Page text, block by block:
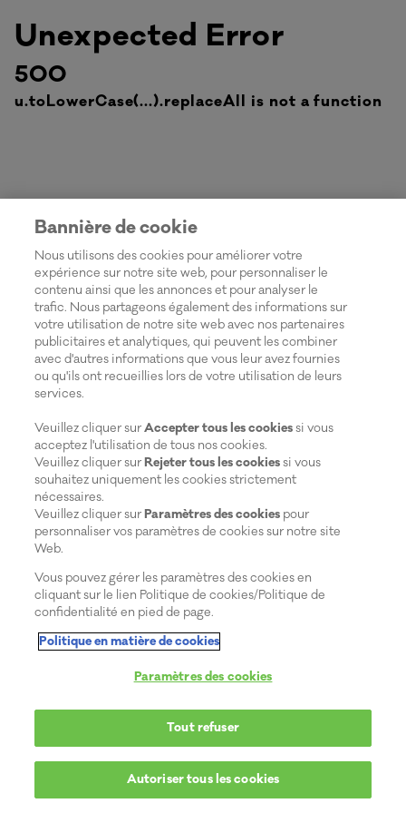
Unexpected Error
500
u.toLowerCase(...).replaceAll is not a function
Bannière de cookie
Nous utilisons des cookies pour améliorer votre
expérience sur notre site web, pour personnaliser le
contenu ainsi que les annonces et pour analyser le
trafic. Nous partageons également des informations sur
votre utilisation de notre site web avec nos partenaires
publicitaires et analytiques, qui peuvent les combiner
avec d'autres informations que vous leur avez fournies
ou qu'ils ont recueillies lors de votre utilisation de leurs
services.
Veuillez cliquer surAccepter tous les cookiessi vous
acceptez l'utilisation de tous nos cookies.
Veuillez cliquer surRejeter tous les cookiessi vous
souhaitez uniquement les cookies strictement
nécessaires.
Veuillez cliquer surParamètres des cookies pour
personnaliser vos paramètres de cookies sur notre site
Web.
Vous pouvez gérer les paramètres des cookies en
cliquant sur le lien Politique de cookies/Politique de
confidentialité en pied de page.
Politique en matière de cookies
Paramètres des cookies
Tout refuser
Autoriser tous les cookies